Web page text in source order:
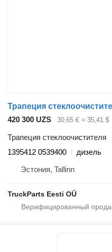
420 300 UZS 30,65 € ≈ 35,41 $
Трапеция стеклоочистителя
1395412 0539400
дизель
Эстония, Tallinn
TruckParts Eesti OÜ